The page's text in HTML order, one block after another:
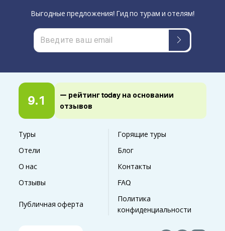
9.1
— рейтинг today на основании
отзывов
Туры
Горящие туры
Отели
Блог
О нас
Контакты
Отзывы
FAQ
Публичная оферта
Политика
конфиденциальности
Выгодные предложения! Гид по турам и отелям!